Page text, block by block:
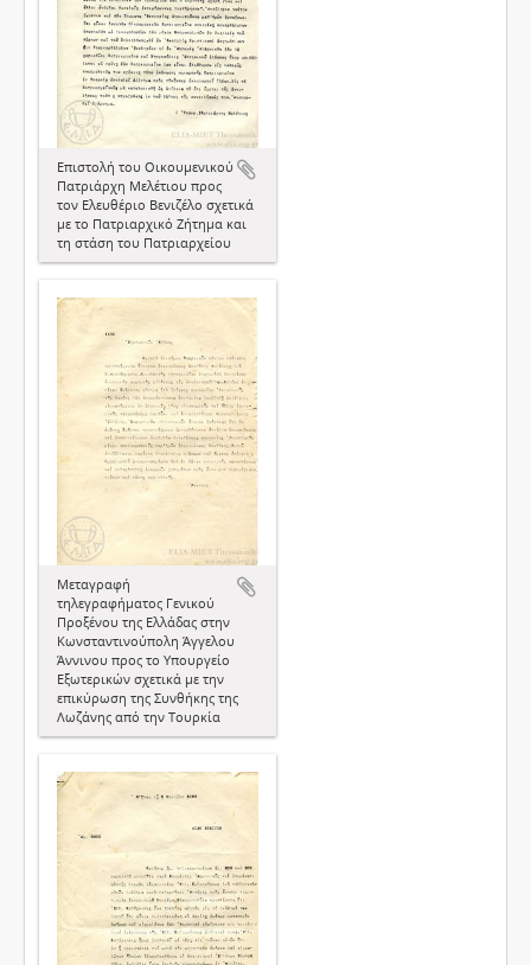
Επιστολή του Οικουμενικού
Πατριάρχη Μελέτιου προς
τον Ελευθέριο Βενιζέλο σχετικά
με το Πατριαρχικό Ζήτημα και
τη στάση του Πατριαρχείου
Μεταγραφή
τηλεγραφήματος Γενικού
Προξένου της Ελλάδας στην
Κωνσταντινούπολη Άγγελου
Άννινου προς το Υπουργείο
Εξωτερικών σχετικά με την
επικύρωση της Συνθήκης της
Λωζάνης από την Τουρκία